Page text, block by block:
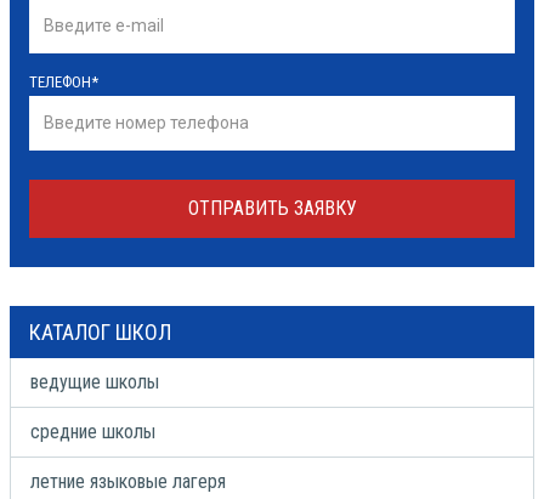
ТЕЛЕФОН*
ОТПРАВИТЬ ЗАЯВКУ
КАТАЛОГ ШКОЛ
ведущие школы
средние школы
летние языковые лагеря